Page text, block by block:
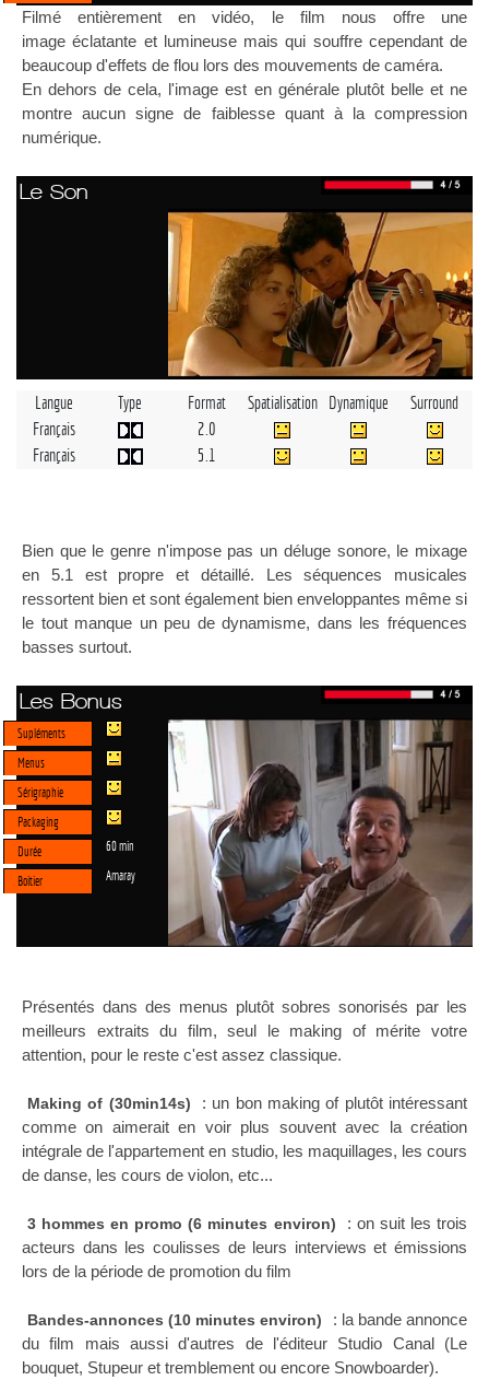
Filmé entièrement en vidéo, le film nous offre une
image éclatante et lumineuse mais qui souffre cependant de
beaucoup d'effets de flou lors des mouvements de caméra.
En dehors de cela, l'image est en générale plutôt belle et ne
montre aucun signe de faiblesse quant à la compression
numérique.
Le Son
Langue Type Format Spatialisation Dynamique
Surround
Français
2.0
Français
5.1
Bien que le genre n'impose pas un déluge sonore, le mixage
en 5.1 est propre et détaillé. Les séquences musicales
ressortent bien et sont également bien enveloppantes même si
le tout manque un peu de dynamisme, dans les fréquences
basses surtout.
Les Bonus
Supléments
Menus
Sérigraphie
Packaging
Durée
60 min
Boitier Amaray
Présentés dans des menus plutôt sobres sonorisés par les
meilleurs extraits du film, seul le making of mérite votre
attention, pour le reste c'est assez classique.
Making of (30min14s)
: un bon making of plutôt intéressant
comme on aimerait en voir plus souvent avec la création
intégrale de l'appartement en studio, les maquillages, les cours
de danse, les cours de violon, etc...
3 hommes en promo (6 minutes environ)
: on suit les trois
acteurs dans les coulisses de leurs interviews et émissions
lors de la période de promotion du film
Bandes-annonces (10 minutes environ)
: la bande annonce
du film mais aussi d'autres de l'éditeur Studio Canal (Le
bouquet, Stupeur et tremblement ou encore Snowboarder).